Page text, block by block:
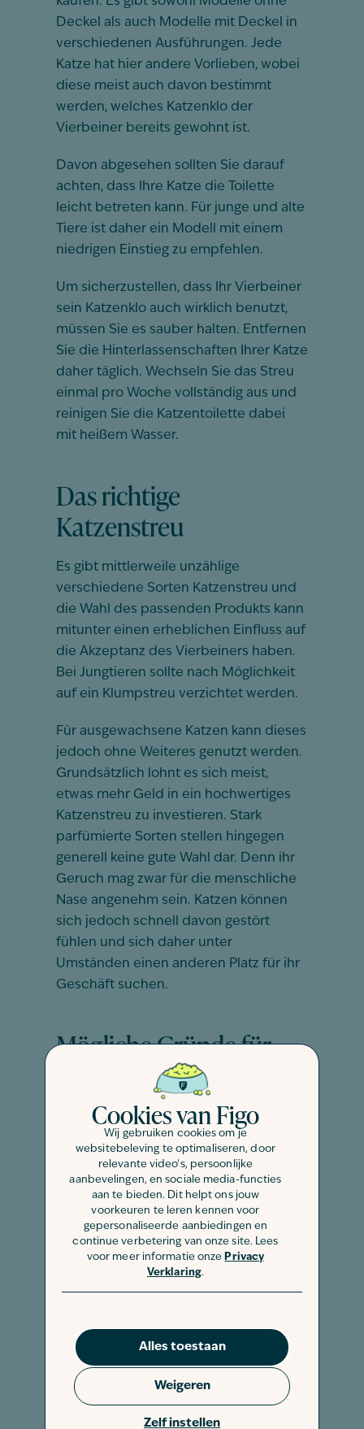
Cookies van Figo
Wij gebruiken cookies om je
websitebeleving te optimaliseren, door
relevante video's, persoonlijke
aanbevelingen, en sociale media-functies
aan te bieden. Dit helpt ons jouw
voorkeuren te leren kennen voor
gepersonaliseerde aanbiedingen en
continue verbetering van onze site. Lees
voor meer informatie onze Privacy
Verklaring.
Alles toestaan
Zelf instellen
Weigeren
Deckel als auch Modelle mit Deckel in
verschiedenen Ausführungen. Jede
Katze hat hier andere Vorlieben, wobei
diese meist auch davon bestimmt
werden, welches Katzenklo der
Vierbeiner bereits gewohnt ist.
Davon abgesehen sollten Sie darauf
achten, dass Ihre Katze die Toilette
leicht betreten kann. Für junge und alte
Tiere ist daher ein Modell mit einem
niedrigen Einstieg zu empfehlen.
Um sicherzustellen, dass Ihr Vierbeiner
sein Katzenklo auch wirklich benutzt,
müssen Sie es sauber halten. Entfernen
Sie die Hinterlassenschaften Ihrer Katze
daher täglich. Wechseln Sie das Streu
einmal pro Woche vollständig aus und
reinigen Sie die Katzentoilette dabei
mit heißem Wasser.
Das richtige
Katzenstreu
Es gibt mittlerweile unzählige
verschiedene Sorten Katzenstreu und
die Wahl des passenden Produkts kann
mitunter einen erheblichen Einfluss auf
die Akzeptanz des Vierbeiners haben.
Bei Jungtieren sollte nach Möglichkeit
auf ein Klumpstreu verzichtet werden.
Für ausgewachsene Katzen kann dieses
jedoch ohne Weiteres genutzt werden.
Grundsätzlich lohnt es sich meist,
etwas mehr Geld in ein hochwertiges
Katzenstreu zu investieren. Stark
parfümierte Sorten stellen hingegen
generell keine gute Wahl dar. Denn ihr
Geruch mag zwar für die menschliche
Nase angenehm sein. Katzen können
sich jedoch schnell davon gestört
fühlen und sich daher unter
Umständen einen anderen Platz für ihr
Geschäft suchen.
Mögliche Gründe für
plötzliche Unsauberkeit
Es gibt mittlerweile unzählige
verschiedene Sorten Katzenstreu und
die Wahl des passenden Produkts kann
mitunter einen erheblichen Einfluss auf
die Akzeptanz des Vierbeiners haben.
Bei Jungtieren sollte nach Möglichkeit
auf ein Klumpstreu verzichtet werden.
Für ausgewachsene Katzen kann dieses
etwas mehr Geld in ein hochwertiges
Katzenstreu zu investieren. Stark
parfümierte Sorten stellen hingegen
generell keine gute Wahl dar. Denn ihr